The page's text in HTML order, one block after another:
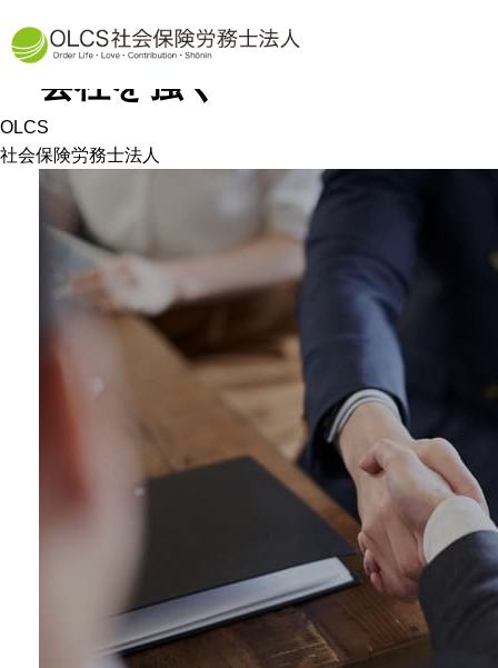
労務という土台から
会社を強く
OLCS
社会保険労務士法人